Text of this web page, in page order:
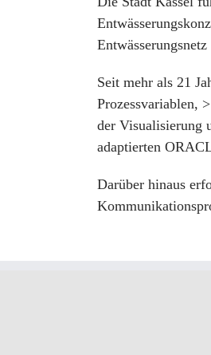
Seit mehr als 21
Prozessvariablen,
der Visualisierung
adaptierten
Darüber hinaus